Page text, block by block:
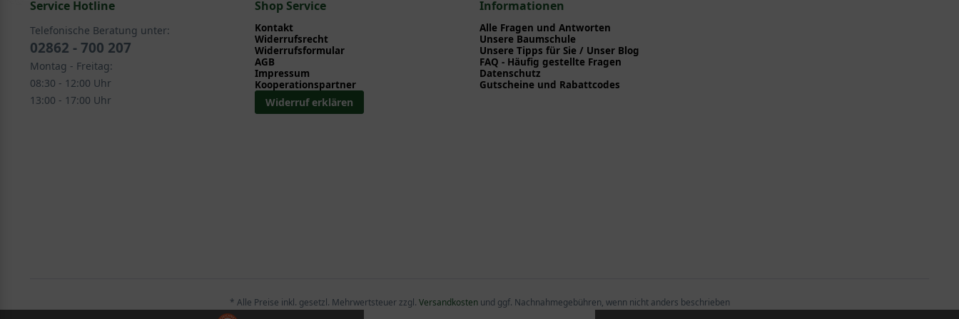
Stauden > Blütenstauden > Storchschnabel - Geranium
Stauden > Bodendeckerstauden > Storchschnabel - Geranium
Stauden > Rabattenstauden > Storchschnabel - Geranium
Bodendecker > Bodendeckerstauden > Storchschnabel - Geranium
Stauden > Gehölzrandstauden > Storchschnabel - Geranium
Stauden > Rhododendron - Begleitstauden > Storchschnabel - Geranium
Service Hotline
Telefonische Beratung unter:
02862 - 700 207
Montag - Freitag:
08:30 - 12:00 Uhr
13:00 - 17:00 Uhr
Shop Service
Kontakt
Widerrufsrecht
Widerrufsformular
AGB
Impressum
Kooperationspartner
Widerruf erklären
Informationen
Alle Fragen und Antworten
Unsere Baumschule
Unsere Tipps für Sie / Unser Blog
FAQ - Häufig gestellte Fragen
Datenschutz
Gutscheine und Rabattcodes
* Alle Preise inkl. gesetzl. Mehrwertsteuer zzgl. Versandkostenund ggf. Nachnahmegebühren, wenn nicht anders beschrieben